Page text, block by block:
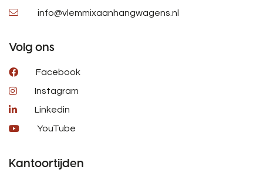
info@vlemmixaanhangwagens.nl
Volg ons
Facebook
Instagram
Linkedin
YouTube
Kantoortijden